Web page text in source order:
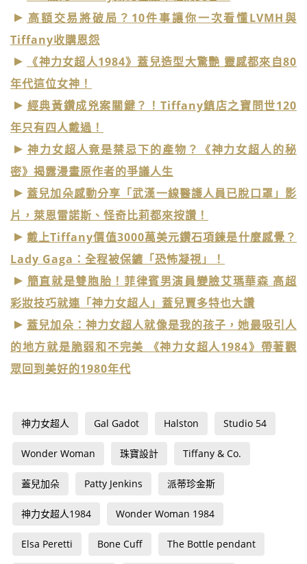
高額交易將破局？10件事讓你一次看懂LVMH與
Tiffany收購恩怨
《神力女超人1984》蓋兒造型大驚艷 靈感都來自80
年代這位女神！
經典黃鑽成兇案關鍵？！Tiffany鎮店之寶問世120
年只有四人戴過！
神力女超人竟是禁忌下的產物？《神力女超人的秘
密》揭露漫畫原作者的爭議人生
蓋兒加朵感動分享「武漢一線醫護人員已脫口罩」影
片，萊恩雷諾斯、怪奇比莉都來按讚！
戴上Tiffany價值3000萬美元鑽石項鍊是什麼感覺？
Lady Gaga：全程被保鑣「恐怖凝視」！
簡直就是雙胞胎！菲律賓男演員變臉艾瑪華森 高超
彩妝技巧就連「神力女超人」蓋兒賈多特也大讚
蓋兒加朵：神力女超人就像是我的孩子，她最吸引人
的地方就是脆弱和不完美 《神力女超人1984》帶著觀
眾回到美好的1980年代
神力女超人 Gal Gadot Halston Studio 54
Wonder Woman 珠寶設計 Tiffany & Co.
蓋兒加朵 Patty Jenkins 派蒂珍金斯
神力女超人1984 Wonder Woman 1984
Elsa Peretti Bone Cuff The Bottle pendant